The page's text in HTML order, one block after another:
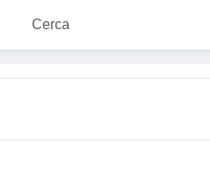
Cerca